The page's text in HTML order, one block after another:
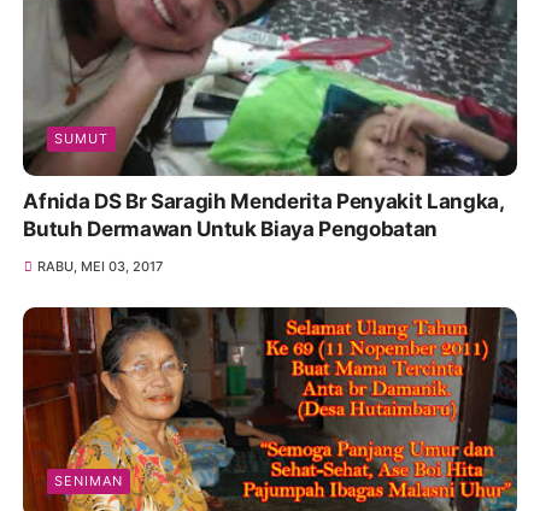
SUMUT
Afnida DS Br Saragih Menderita Penyakit Langka,
Butuh Dermawan Untuk Biaya Pengobatan
RABU, MEI 03, 2017
SENIMAN